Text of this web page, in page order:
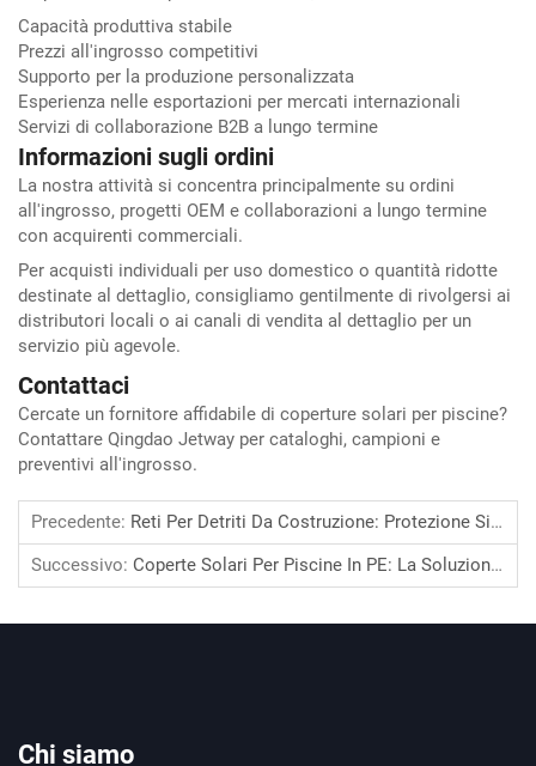
Capacità produttiva stabile
Prezzi all'ingrosso competitivi
Supporto per la produzione personalizzata
Esperienza nelle esportazioni per mercati internazionali
Servizi di collaborazione B2B a lungo termine
Informazioni sugli ordini
La nostra attività si concentra principalmente su ordini
all'ingrosso, progetti OEM e collaborazioni a lungo termine
con acquirenti commerciali.
Per acquisti individuali per uso domestico o quantità ridotte
destinate al dettaglio, consigliamo gentilmente di rivolgersi ai
distributori locali o ai canali di vendita al dettaglio per un
servizio più agevole.
Contattaci
Cercate un fornitore affidabile di coperture solari per piscine?
Contattare Qingdao Jetway per cataloghi, campioni e
preventivi all'ingrosso.
Precedente: Reti Per Detriti Da Costruzione: Protezione Sicura Affidabile Per I Cantieri Edili Moderni
Successivo: Coperte Solari Per Piscine In PE: La Soluzione Definitiva Per Il Riscaldamento Energeticamente Efficiente Delle Piscine
Chi siamo